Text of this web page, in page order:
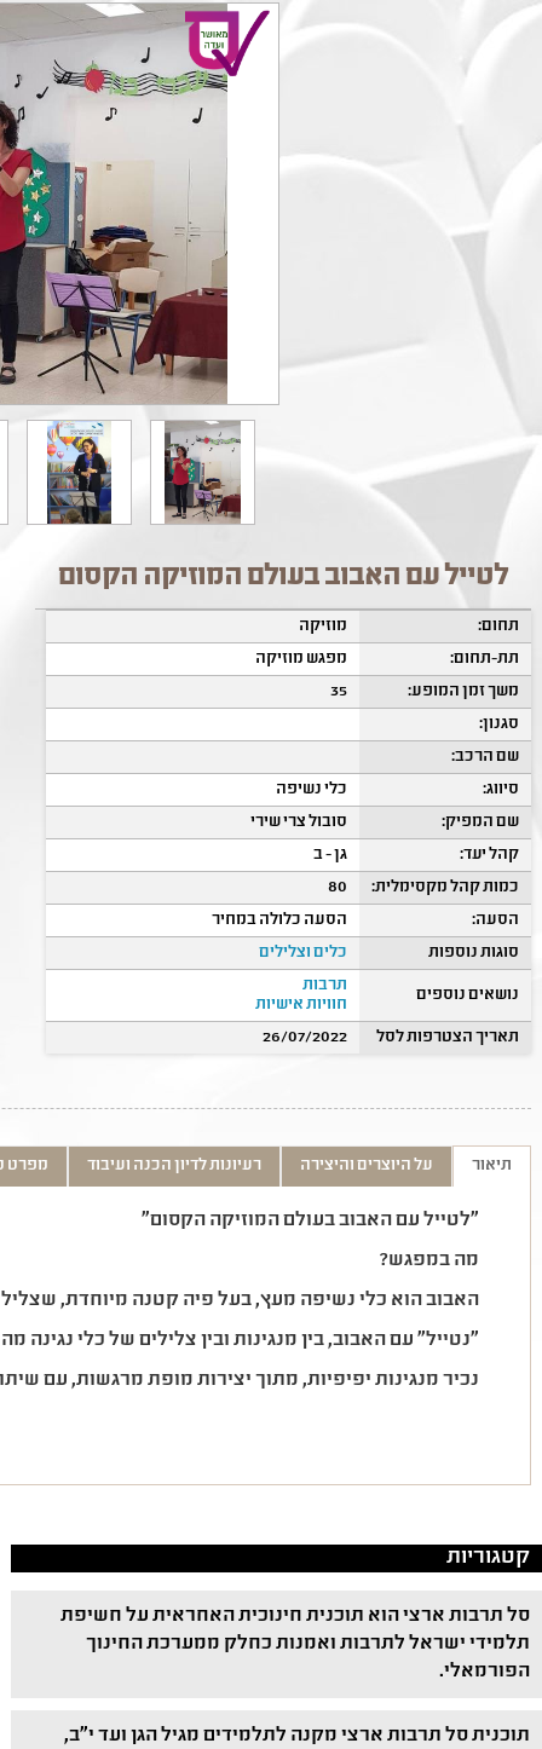
לטייל עם האבוב בעולם המוזיקה הקסום
תחום:
מוזיקה
תת-תחום:
מפגש מוזיקה
משך זמן המופע:
35
סגנון:
שם הרכב:
סיווג:
כלי נשיפה
שם המפיק:
סובול צרי שירי
קהל יעד:
גן - ב
כמות קהל מקסימלית:
80
הסעה:
הסעה כלולה במחיר
סוגות נוספות
כלים וצלילים
נושאים נוספים
תרבות
חוויות אישיות
תאריך הצטרפות לסל
26/07/2022
תיאור על היוצרים והיצירה רעיונות לדיון הכנה ועיבוד מפרט
"לטייל עם האבוב בעולם המוזיקה הקסום"
מה במפגש?
האבוב הוא כלי נשיפה מעץ, בעל פיה קטנה מיוחדת, שצלילו
"נטייל" עם האבוב, בין מנגינות ובין צלילים של כלי נגינה
נכיר מנגינות יפיפיות, מתוך יצירות מופת מרגשות, עם
קטגוריות
סל תרבות ארצי הוא תוכנית חינוכית האחראית על חשיפת
תלמידי ישראל לתרבות ואמנות כחלק ממערכת החינוך
הפורמאלי.
תוכנית סל תרבות ארצי מקנה לתלמידים מגיל הגן ועד י"ב,